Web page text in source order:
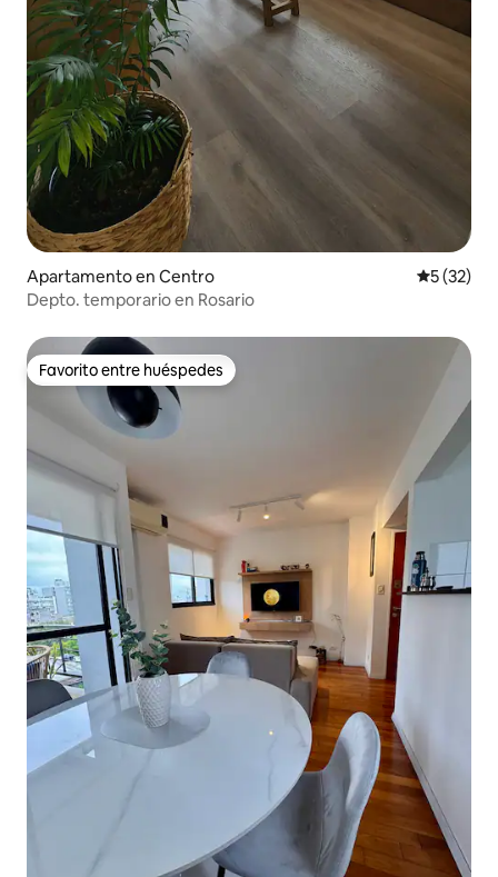
Apartamento en Centro
5 (32)
Depto. temporario en Rosario
Favorito entre huéspedes
Favorito entre huéspedes